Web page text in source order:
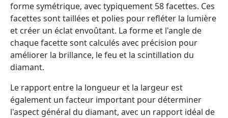
forme symétrique, avec typiquement 58 facettes. Ces
facettes sont taillées et polies pour refléter la lumière
et créer un éclat envoûtant. La forme et l'angle de
chaque facette sont calculés avec précision pour
améliorer la brillance, le feu et la scintillation du
diamant.
Le rapport entre la longueur et la largeur est
également un facteur important pour déterminer
l'aspect général du diamant, avec un rapport idéal de